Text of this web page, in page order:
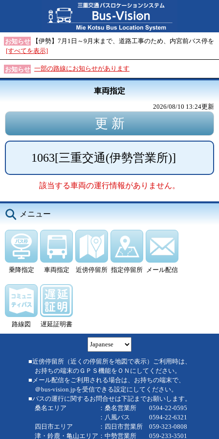
お知らせ
【伊勢】7月1日～9月末まで、道路工事のため、内宮前バス停を
[すべてを表示]
お知らせ 一部の路線にお知らせがあります
車両指定
2026/08/10 13:24更新
1063[三重交通(伊勢営業所)]
該当する車両の運行情報がありません。
メニュー
乗降指定 車両指定 近傍停留所 指定停留所 メール配信
路線図 遅延証明書
■近傍停留所（近くの停留所を地図で表示）ご利用時は、
お持ちの端末のＧＰＳ機能をＯＮにしてください。
■メール配信をご利用される場合は、お持ちの端末で、
＠bus-vision.jpを受信できる設定にしてください。
■バスの運行に関するお問合せは下記までお願いします。
桑名エリア ：桑名営業所 0594-22-0595
：八風バス 0594-22-6321
四日市エリア ：四日市営業所 059-323-0808
津・鈴鹿・亀山エリア：中勢営業所 059-233-3501